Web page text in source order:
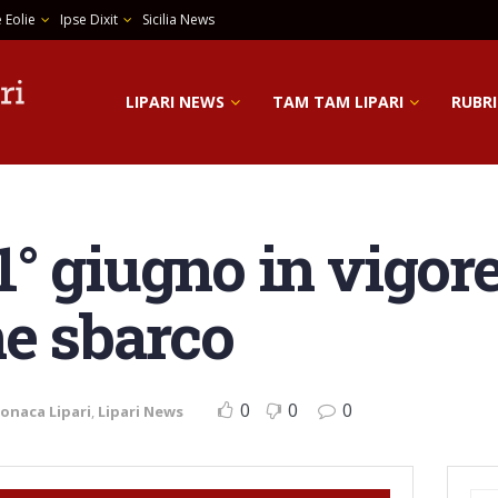
Eolie Ipse Dixit Sicilia News
LIPARI NEWS TAM TAM LIPARI
giugno in
sbarco
Lipari, Lipari News 0 0 0